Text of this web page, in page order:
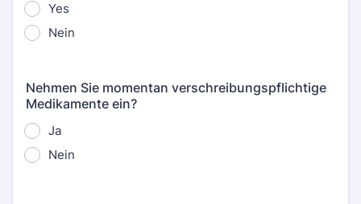
Yes
Nein
Nehmen Sie momentan verschreibungspflichtige
Medikamente ein?
Ja
Nein